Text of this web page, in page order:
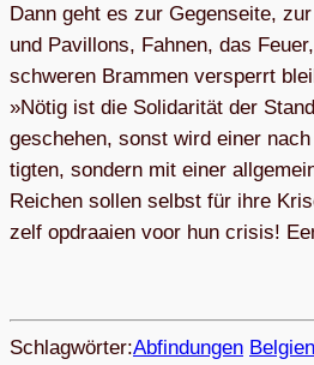
Dann geht es zur Gegen­seite,
und Pavil­lons, Fah­nen, das
schwe­ren Bram­men ver­sperrt
»Nötig ist die Solida­rität der
gesche­hen, sonst wird einer
tig­ten, son­dern mit einer
Rei­chen sol­len selbst für ihre
zelf opdraaien voor hun cri­sis!
Schlagwörter:Abfin­dun­gen Belgien